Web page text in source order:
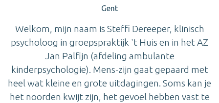
Gent
Welkom, mijn naam is Steffi Dereeper, klinisch
psycholoog in groepspraktijk 't Huis en in het AZ
Jan Palfijn (afdeling ambulante
kinderpsychologie). Mens-zijn gaat gepaard met
heel wat kleine en grote uitdagingen. Soms kan je
het noorden kwijt zijn, het gevoel hebben vast te